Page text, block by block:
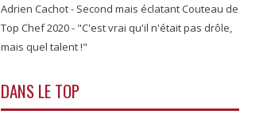
Adrien Cachot - Second mais éclatant Couteau de
Top Chef 2020 - "C'est vrai qu'il n'était pas drôle,
mais quel talent !"
DANS LE TOP